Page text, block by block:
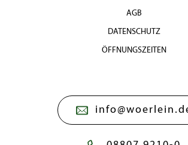
AGB
DATENSCHUTZ
ÖFFNUNGSZEITEN